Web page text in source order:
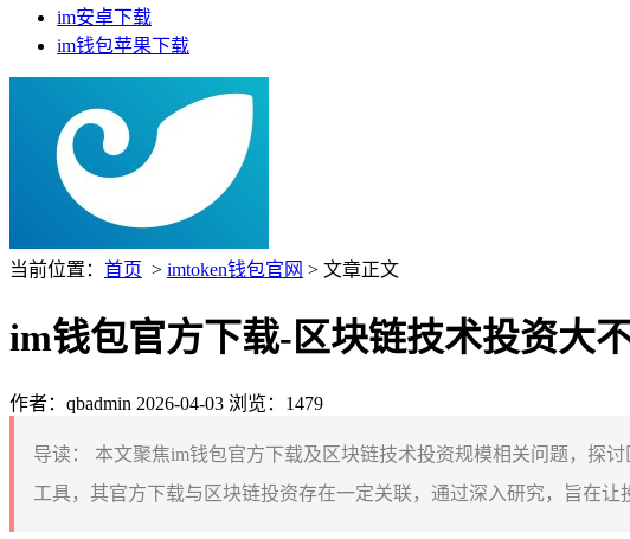
im安卓下载
im钱包苹果下载
当前位置： 首页 > imtoken钱包官网 > 文章正文
im钱包官方下载-区块链技术投资大
作者：qbadmin 2026-04-03 浏览：1479
导读：
本文聚焦im钱包官方下载及区块链技术投资规模相关问题，探
工具，其官方下载与区块链投资存在一定关联，通过深入研究，旨在